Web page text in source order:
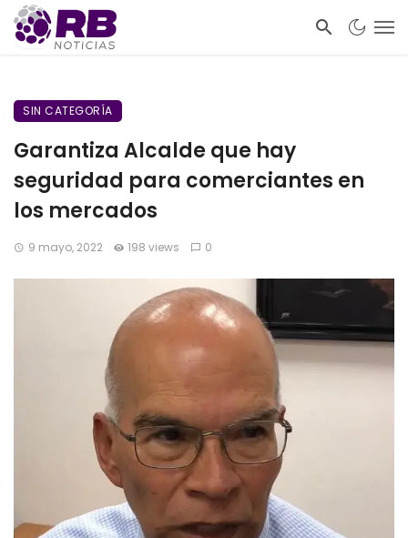
SIN CATEGORÍA
Garantiza Alcalde que hay
seguridad para comerciantes en
los mercados
9 mayo, 2022 198 views 0